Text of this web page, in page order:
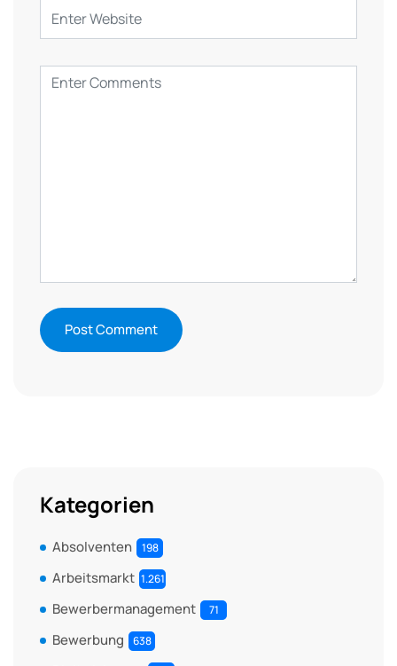
Kategorien
Absolventen 198
Arbeitsmarkt 1.261
Bewerbermanagement 71
Bewerbung 638